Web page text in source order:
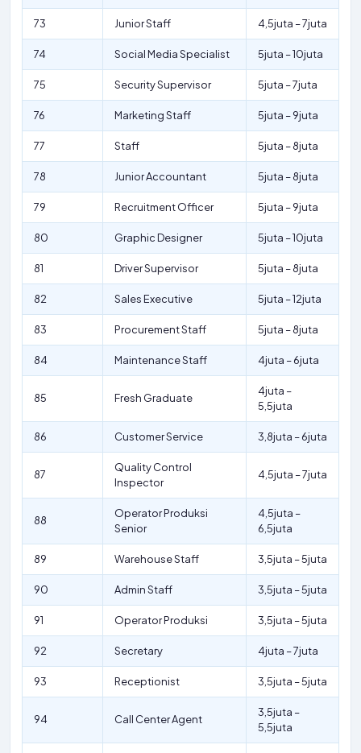
73 Junior Staff 4,5juta – 7juta
74 Social Media Specialist 5juta – 10juta
75 Security Supervisor 5juta – 7juta
76 Marketing Staff 5juta – 9juta
77 Staff 5juta – 8juta
78 Junior Accountant 5juta – 8juta
79 Recruitment Officer 5juta – 9juta
80 Graphic Designer 5juta – 10juta
81 Driver Supervisor 5juta – 8juta
82 Sales Executive 5juta – 12juta
83 Procurement Staff 5juta – 8juta
84 Maintenance Staff 4juta – 6juta
85 Fresh Graduate
4juta –
5,5juta
86 Customer Service 3,8juta – 6juta
87
Quality Control
Inspector
4,5juta – 7juta
88
Operator Produksi
Senior
4,5juta –
6,5juta
89 Warehouse Staff 3,5juta – 5juta
90 Admin Staff 3,5juta – 5juta
91 Operator Produksi 3,5juta – 5juta
92 Secretary 4juta – 7juta
93 Receptionist 3,5juta – 5juta
94 Call Center Agent
3,5juta –
5,5juta